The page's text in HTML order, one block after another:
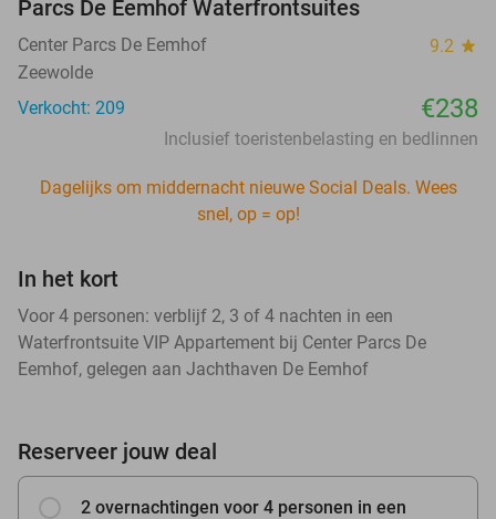
Parcs De Eemhof Waterfrontsuites
Center Parcs De Eemhof 9.2 star
Zeewolde
Verkocht: 209
€238
Inclusief toeristenbelasting en bedlinnen
Dagelijks om middernacht nieuwe Social Deals. Wees
snel, op = op!
In het kort
Voor 4 personen: verblijf 2, 3 of 4 nachten in een
Waterfrontsuite VIP Appartement bij Center Parcs De
Eemhof, gelegen aan Jachthaven De Eemhof
Reserveer jouw deal
2 overnachtingen voor 4 personen in een